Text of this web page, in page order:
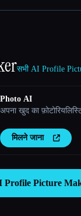
सभी AI Profile
Photo AI
अपना खुद का
मिलने जाना
Profile Picture